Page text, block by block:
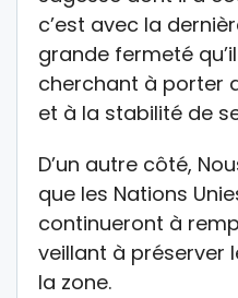
c’est avec la
grande fermeté
cherchant à porter
et à la stabilité de
D’un autre côté,
que les Nations
continueront à
veillant à préserver
la zone.